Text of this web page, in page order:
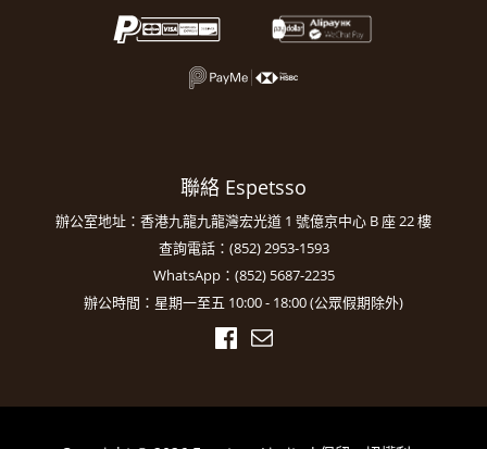
聯絡 Espetsso
辦公室地址：香港九龍九龍灣宏光道 1 號億京中心 B 座 22 樓
查詢電話：(852) 2953-1593
WhatsApp：(852) 5687-2235
辦公時間：星期一至五 10:00 - 18:00 (公眾假期除外)